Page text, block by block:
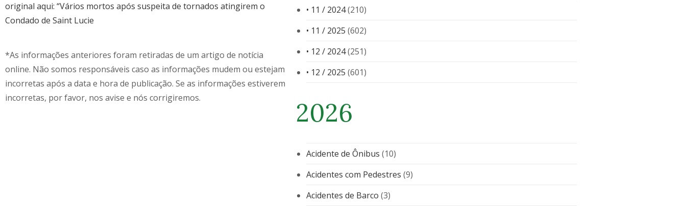
original aqui: “Vários mortos após suspeita de tornados atingirem o
Condado de Saint Lucie
*As informações anteriores foram retiradas de um artigo de notícia
online. Não somos responsáveis caso as informações mudem ou estejam
incorretas após a data e hora de publicação. Se as informações estiverem
incorretas, por favor, nos avise e nós corrigiremos.
• 11 / 2024(210)
• 11 / 2025 (602)
• 12 / 2024(251)
• 12 / 2025 (601)
2026
Acidente de Ônibus (10)
Acidentes com Pedestres (9)
Acidentes de Barco (3)